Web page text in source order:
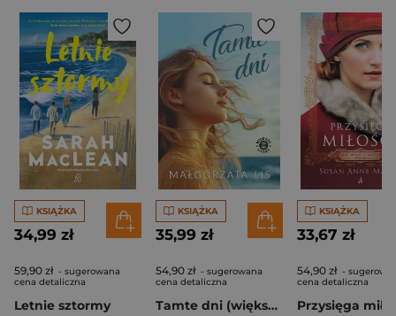
KSIĄŻKA
34,99 zł
59,90 zł - sugerowana
cena detaliczna
Letnie sztormy
KSIĄŻKA
35,99 zł
54,90 zł - sugerowana
cena detaliczna
Tamte dni (większe lietry)
KSIĄŻKA
33,67 zł
54,90 zł -
cena detaliczna